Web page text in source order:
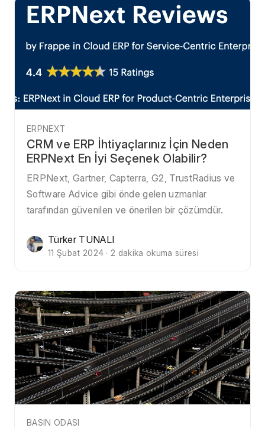
ERPNEXT
CRM ve ERP İhtiyaçlarınız İçin Neden
ERPNext En İyi Seçenek Olabilir?
ERPNext, Gartner, Capterra, G2, TrustRadius ve
Software Advice gibi önde gelen uzmanlar
tarafından güvenilen ve önerilen bir çözümdür.
Türker TUNALI
11 Şubat 2024 · 2 dakika okuma süresi
BASIN ODASI